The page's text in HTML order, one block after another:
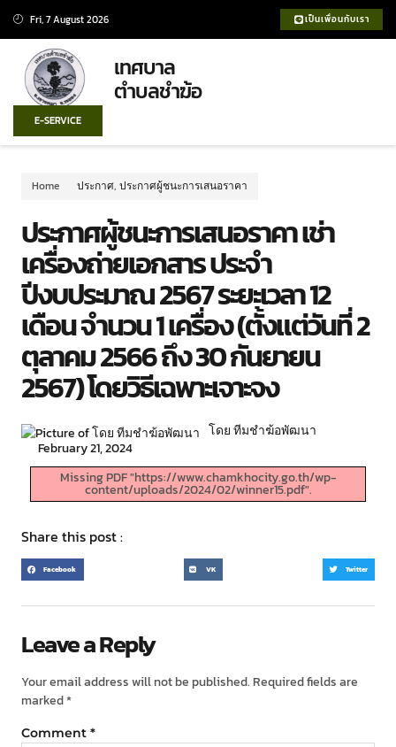
Fri, 7 August 2026 เป็นเพื่อนกับเรา
เทศบาล
ตำบลชำฆ้อ
E-SERVICE
Home ประกาศ, ประกาศผู้ชนะการเสนอราคา
ประกาศผู้ชนะการเสนอราคา เช่า
เครื่องถ่ายเอกสาร ประจำ
ปีงบประมาณ 2567 ระยะเวลา 12
เดือน จำนวน 1 เครื่อง (ตั้งแต่วันที่ 2
ตุลาคม 2566 ถึง 30 กันยายน
2567) โดยวิธีเฉพาะเจาะจง
โดย ทีมชำฆ้อพัฒนา
February 21, 2024
Missing PDF "https://www.chamkhocity.go.th/wp-
content/uploads/2024/02/winner15.pdf".
Share this post :
Facebook VK Twitter
Leave a Reply
Your email address will not be published. Required fields are
marked*
Comment *